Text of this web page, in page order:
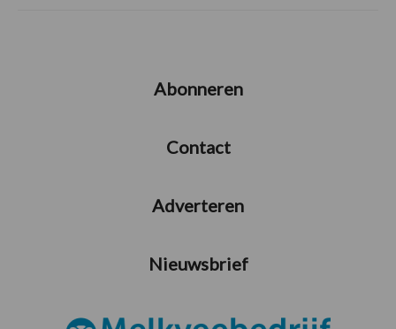
Abonneren
Contact
Adverteren
Nieuwsbrief